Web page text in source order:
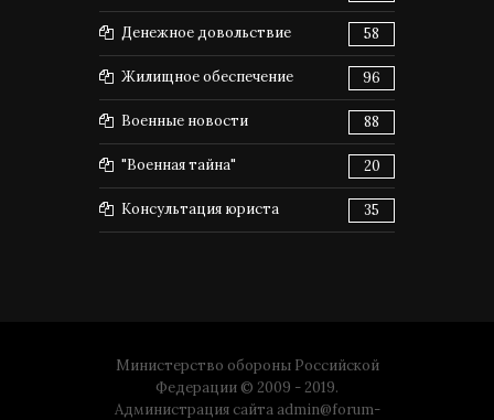
Денежное довольствие 58
Жилищное обеспечение 96
Военные новости 88
"Военная тайна" 20
Консультация юриста 35
Министерство обороны Российской
Федерации © 2009 - 2019.
Администрация сайта admin@forum-